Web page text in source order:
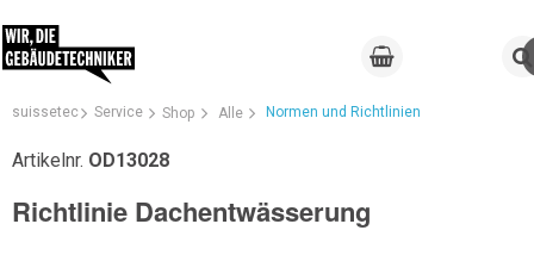
suissetec Service Shop Alle Normen und Richtlinien
Artikelnr. OD13028
Richtlinie Dachentwässerung